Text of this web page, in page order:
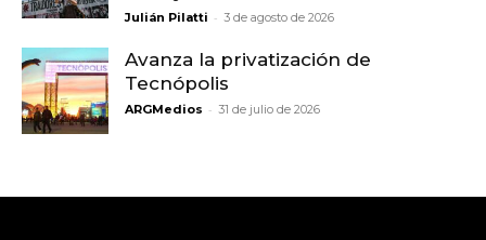
Julián Pilatti - 3 de agosto de 2026
Avanza la privatización de
Tecnópolis
ARGMedios - 31 de julio de 2026